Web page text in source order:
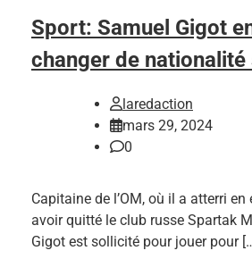
Sport: Samuel Gigot
changer de
laredaction
mars 29, 2024
0
Capitaine de l’OM, où il a atterri
avoir quitté le club russe Spartak
Gigot est sollicité pour jouer pour